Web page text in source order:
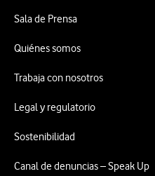
Sala de Prensa
Quiénes somos
Trabaja con nosotros
Legal y regulatorio
Sostenibilidad
Canal de denuncias – Speak Up